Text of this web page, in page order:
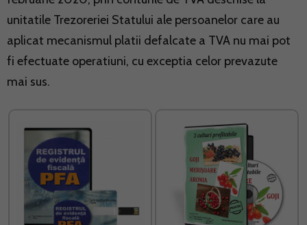
unitatile Trezoreriei Statului ale persoanelor care au
aplicat mecanismul platii defalcate a TVA nu mai pot
fi efectuate operatiuni, cu exceptia celor prevazute
mai sus.